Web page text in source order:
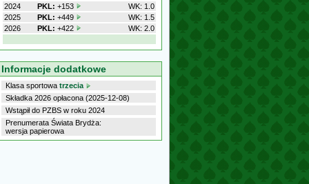
2024 PKL: +153
WK: 1.0
2025
PKL: +449
WK: 1.5
2026
PKL: +422 WK: 2.0
Informacje dodatkowe
Klasa sportowa trzecia
Składka 2026 opłacona (2025-12-08)
Wstąpił do PZBS w roku 2024
Prenumerata Świata Brydża:
wersja papierowa